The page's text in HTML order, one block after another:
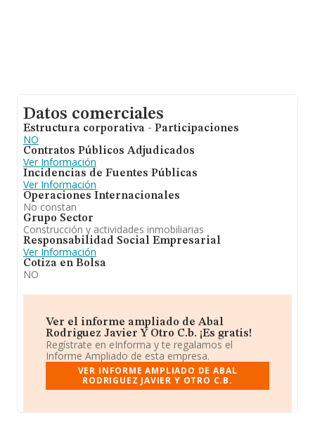
Datos comerciales
Estructura corporativa - Participaciones
NO
Contratos Públicos Adjudicados
Ver Información
Incidencias de Fuentes Públicas
Ver Información
Operaciones Internacionales
No constan
Grupo Sector
Construcción y actividades inmobiliarias
Responsabilidad Social Empresarial
Ver Información
Cotiza en Bolsa
NO
Ver el informe ampliado de Abal
Rodriguez Javier Y Otro C.b. ¡Es gratis!
Regístrate en eInforma y te regalamos el
Informe Ampliado de esta empresa.
VER INFORME AMPLIADO DE ABAL
RODRIGUEZ JAVIER Y OTRO C.B.